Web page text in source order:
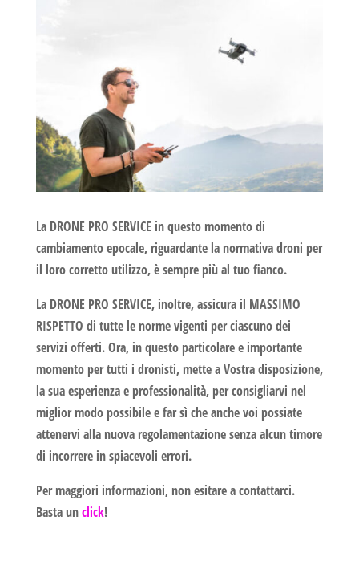
La DRONE PRO SERVICE in questo momento di
cambiamento epocale, riguardante la normativa droni per
il loro corretto utilizzo, è sempre più al tuo fianco.
La DRONE PRO SERVICE, inoltre, assicura il MASSIMO
RISPETTO di tutte le norme vigenti per ciascuno dei
servizi offerti. Ora, in questo particolare e importante
momento per tutti i dronisti, mette a Vostra disposizione,
la sua esperienza e professionalità, per consigliarvi nel
miglior modo possibile e far sì che anche voi possiate
attenervi alla nuova regolamentazione senza alcun timore
di incorrere in spiacevoli errori.
Per maggiori informazioni, non esitare a contattarci.
Basta unclick!